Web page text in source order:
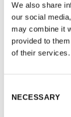
We also share
our social
may combine it
provided to
of their services.
Selection
NECESSARY
-
-
valikoima